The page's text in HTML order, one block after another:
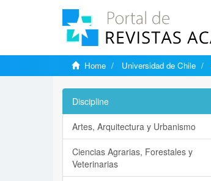
Home Universidad de Chile
Discipline
Artes, Arquitectura y Urbanismo
Ciencias Agrarias, Forestales y
Veterinarias